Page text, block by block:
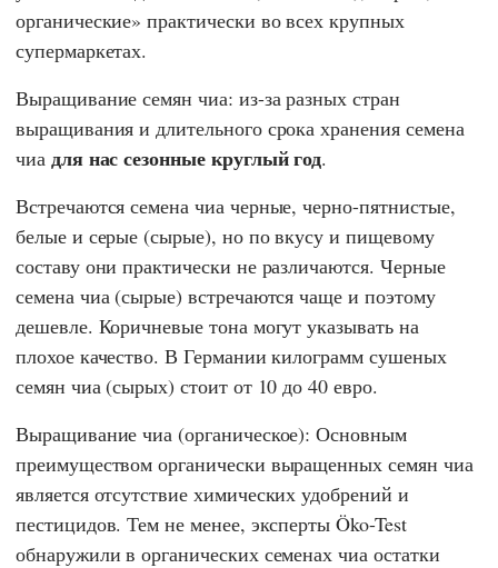
органические» практически во всех крупных
супермаркетах.
Выращивание семян чиа: из-за разных стран
выращивания и длительного срока хранения семена
чиа для нас сезонные круглый год.
Встречаются семена чиа черные, черно-пятнистые,
белые и серые (сырые), но по вкусу и пищевому
составу они практически не различаются. Черные
семена чиа (сырые) встречаются чаще и поэтому
дешевле. Коричневые тона могут указывать на
плохое качество. В Германии килограмм сушеных
семян чиа (сырых) стоит от 10 до 40 евро.
Выращивание чиа (органическое): Основным
преимуществом органически выращенных семян чиа
является отсутствие химических удобрений и
пестицидов. Тем не менее, эксперты Öko-Test
обнаружили в органических семенах чиа остатки